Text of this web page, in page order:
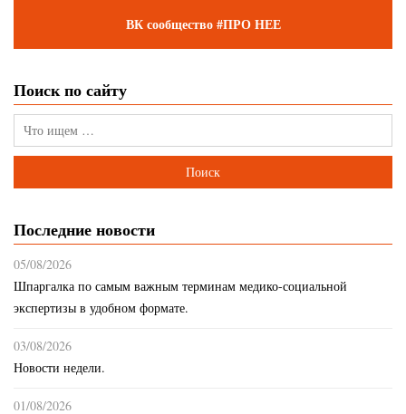
ВК сообщество #ПРО НЕЕ
Поиск по сайту
Последние новости
05/08/2026
Шпаргалка по самым важным терминам медико-социальной
экспертизы в удобном формате.
03/08/2026
Новости недели.
01/08/2026